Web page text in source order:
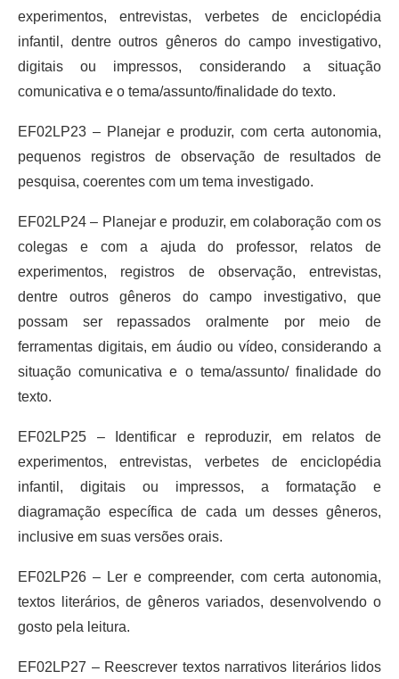
experimentos, entrevistas, verbetes de enciclopédia
infantil, dentre outros gêneros do campo investigativo,
digitais ou impressos, considerando a situação
comunicativa e o tema/assunto/finalidade do texto.
EF02LP23 – Planejar e produzir, com certa autonomia,
pequenos registros de observação de resultados de
pesquisa, coerentes com um tema investigado.
EF02LP24 – Planejar e produzir, em colaboração com os
colegas e com a ajuda do professor, relatos de
experimentos, registros de observação, entrevistas,
dentre outros gêneros do campo investigativo, que
possam ser repassados oralmente por meio de
ferramentas digitais, em áudio ou vídeo, considerando a
situação comunicativa e o tema/assunto/ finalidade do
texto.
EF02LP25 – Identificar e reproduzir, em relatos de
experimentos, entrevistas, verbetes de enciclopédia
infantil, digitais ou impressos, a formatação e
diagramação específica de cada um desses gêneros,
inclusive em suas versões orais.
EF02LP26 – Ler e compreender, com certa autonomia,
textos literários, de gêneros variados, desenvolvendo o
gosto pela leitura.
EF02LP27 – Reescrever textos narrativos literários lidos